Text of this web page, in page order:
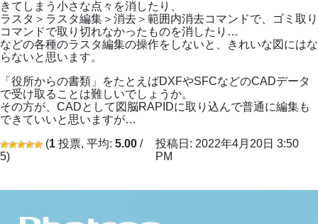
きてしまう小さな点々を消したり、
ラスタ＞ラスタ編集＞消去＞範囲内消去コマンドで、ゴミ取り
コマンドで取り切れなかったものを消したり…
などの各種のラスタ編集の操作をしないと、きれいな図にはな
らないと思います。
「役所からの書類」をたとえばDXFやSFCなどのCADデータ
で受け取ることは難しいでしょうか。
その方が、CADとして図脳RAPIDに取り込んで普通に編集も
できていいと思いますが…
(1 投票, 平均: 5.00 /
5)
投稿日: 2022年4月20日 3:50
PM